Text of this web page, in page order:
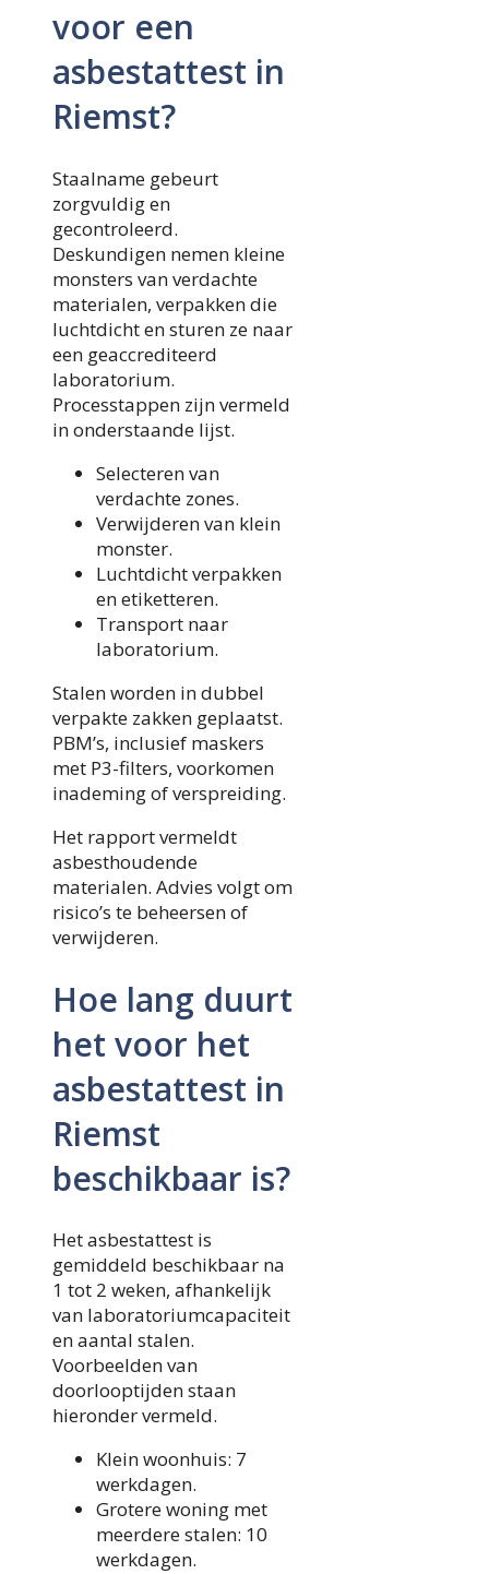
voor een
asbestattest in
Riemst?
Staalname gebeurt
zorgvuldig en
gecontroleerd.
Deskundigen nemen kleine
monsters van verdachte
materialen, verpakken die
luchtdicht en sturen ze naar
een geaccrediteerd
laboratorium.
Processtappen zijn vermeld
in onderstaande lijst.
Selecteren van
verdachte zones.
Verwijderen van klein
monster.
Luchtdicht verpakken
en etiketteren.
Transport naar
laboratorium.
Stalen worden in dubbel
verpakte zakken geplaatst.
PBM’s, inclusief maskers
met P3-filters, voorkomen
inademing of verspreiding.
Het rapport vermeldt
asbesthoudende
materialen. Advies volgt om
risico’s te beheersen of
verwijderen.
Hoe lang duurt
het voor het
asbestattest in
Riemst
beschikbaar is?
Het asbestattest is
gemiddeld beschikbaar na
1 tot 2 weken, afhankelijk
van laboratoriumcapaciteit
en aantal stalen.
Voorbeelden van
doorlooptijden staan
hieronder vermeld.
Klein woonhuis: 7
werkdagen.
Grotere woning met
meerdere stalen: 10
werkdagen.